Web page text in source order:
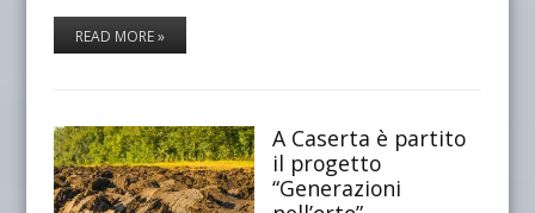
READ MORE »
A Caserta è partito
il progetto
“Generazioni